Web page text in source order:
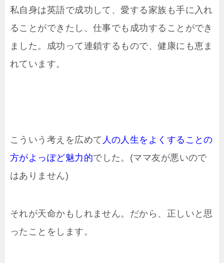
私自身は英語で成功して、愛する家族も手に入れ
ることができたし、仕事でも成功することができ
ました。成功って連鎖するもので、健康にも恵ま
れています。
こういう考えを広めて 人の人生をよくすることの
方がよっぽど魅力的でした。(ママ友が悪いので
はありません)
それが天命かもしれません。だから、正しいと思
ったことをします。